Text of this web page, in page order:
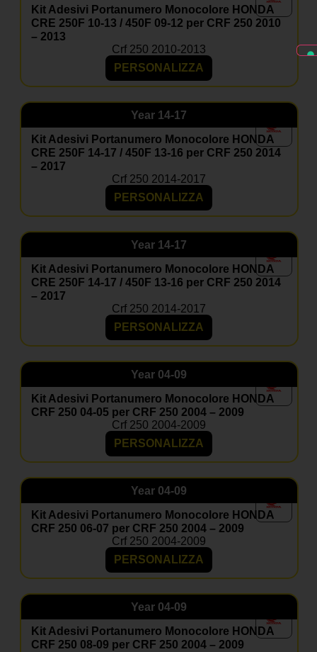
Kit Adesivi Portanumero Monocolore HONDA
CRE 250F 10-13 / 450F 09-12 per CRF 250 2010
– 2013
Crf 250 2010-2013
PERSONALIZZA
Year 14-17
Kit Adesivi Portanumero Monocolore HONDA
CRE 250F 14-17 / 450F 13-16 per CRF 250 2014
– 2017
Crf 250 2014-2017
PERSONALIZZA
Year 14-17
Kit Adesivi Portanumero Monocolore HONDA
CRE 250F 14-17 / 450F 13-16 per CRF 250 2014
– 2017
Crf 250 2014-2017
PERSONALIZZA
Year 04-09
Kit Adesivi Portanumero Monocolore HONDA
CRF 250 04-05 per CRF 250 2004 – 2009
Crf 250 2004-2009
PERSONALIZZA
Year 04-09
Kit Adesivi Portanumero Monocolore HONDA
CRF 250 06-07 per CRF 250 2004 – 2009
Crf 250 2004-2009
PERSONALIZZA
Year 04-09
Kit Adesivi Portanumero Monocolore HONDA
CRF 250 08-09 per CRF 250 2004 – 2009